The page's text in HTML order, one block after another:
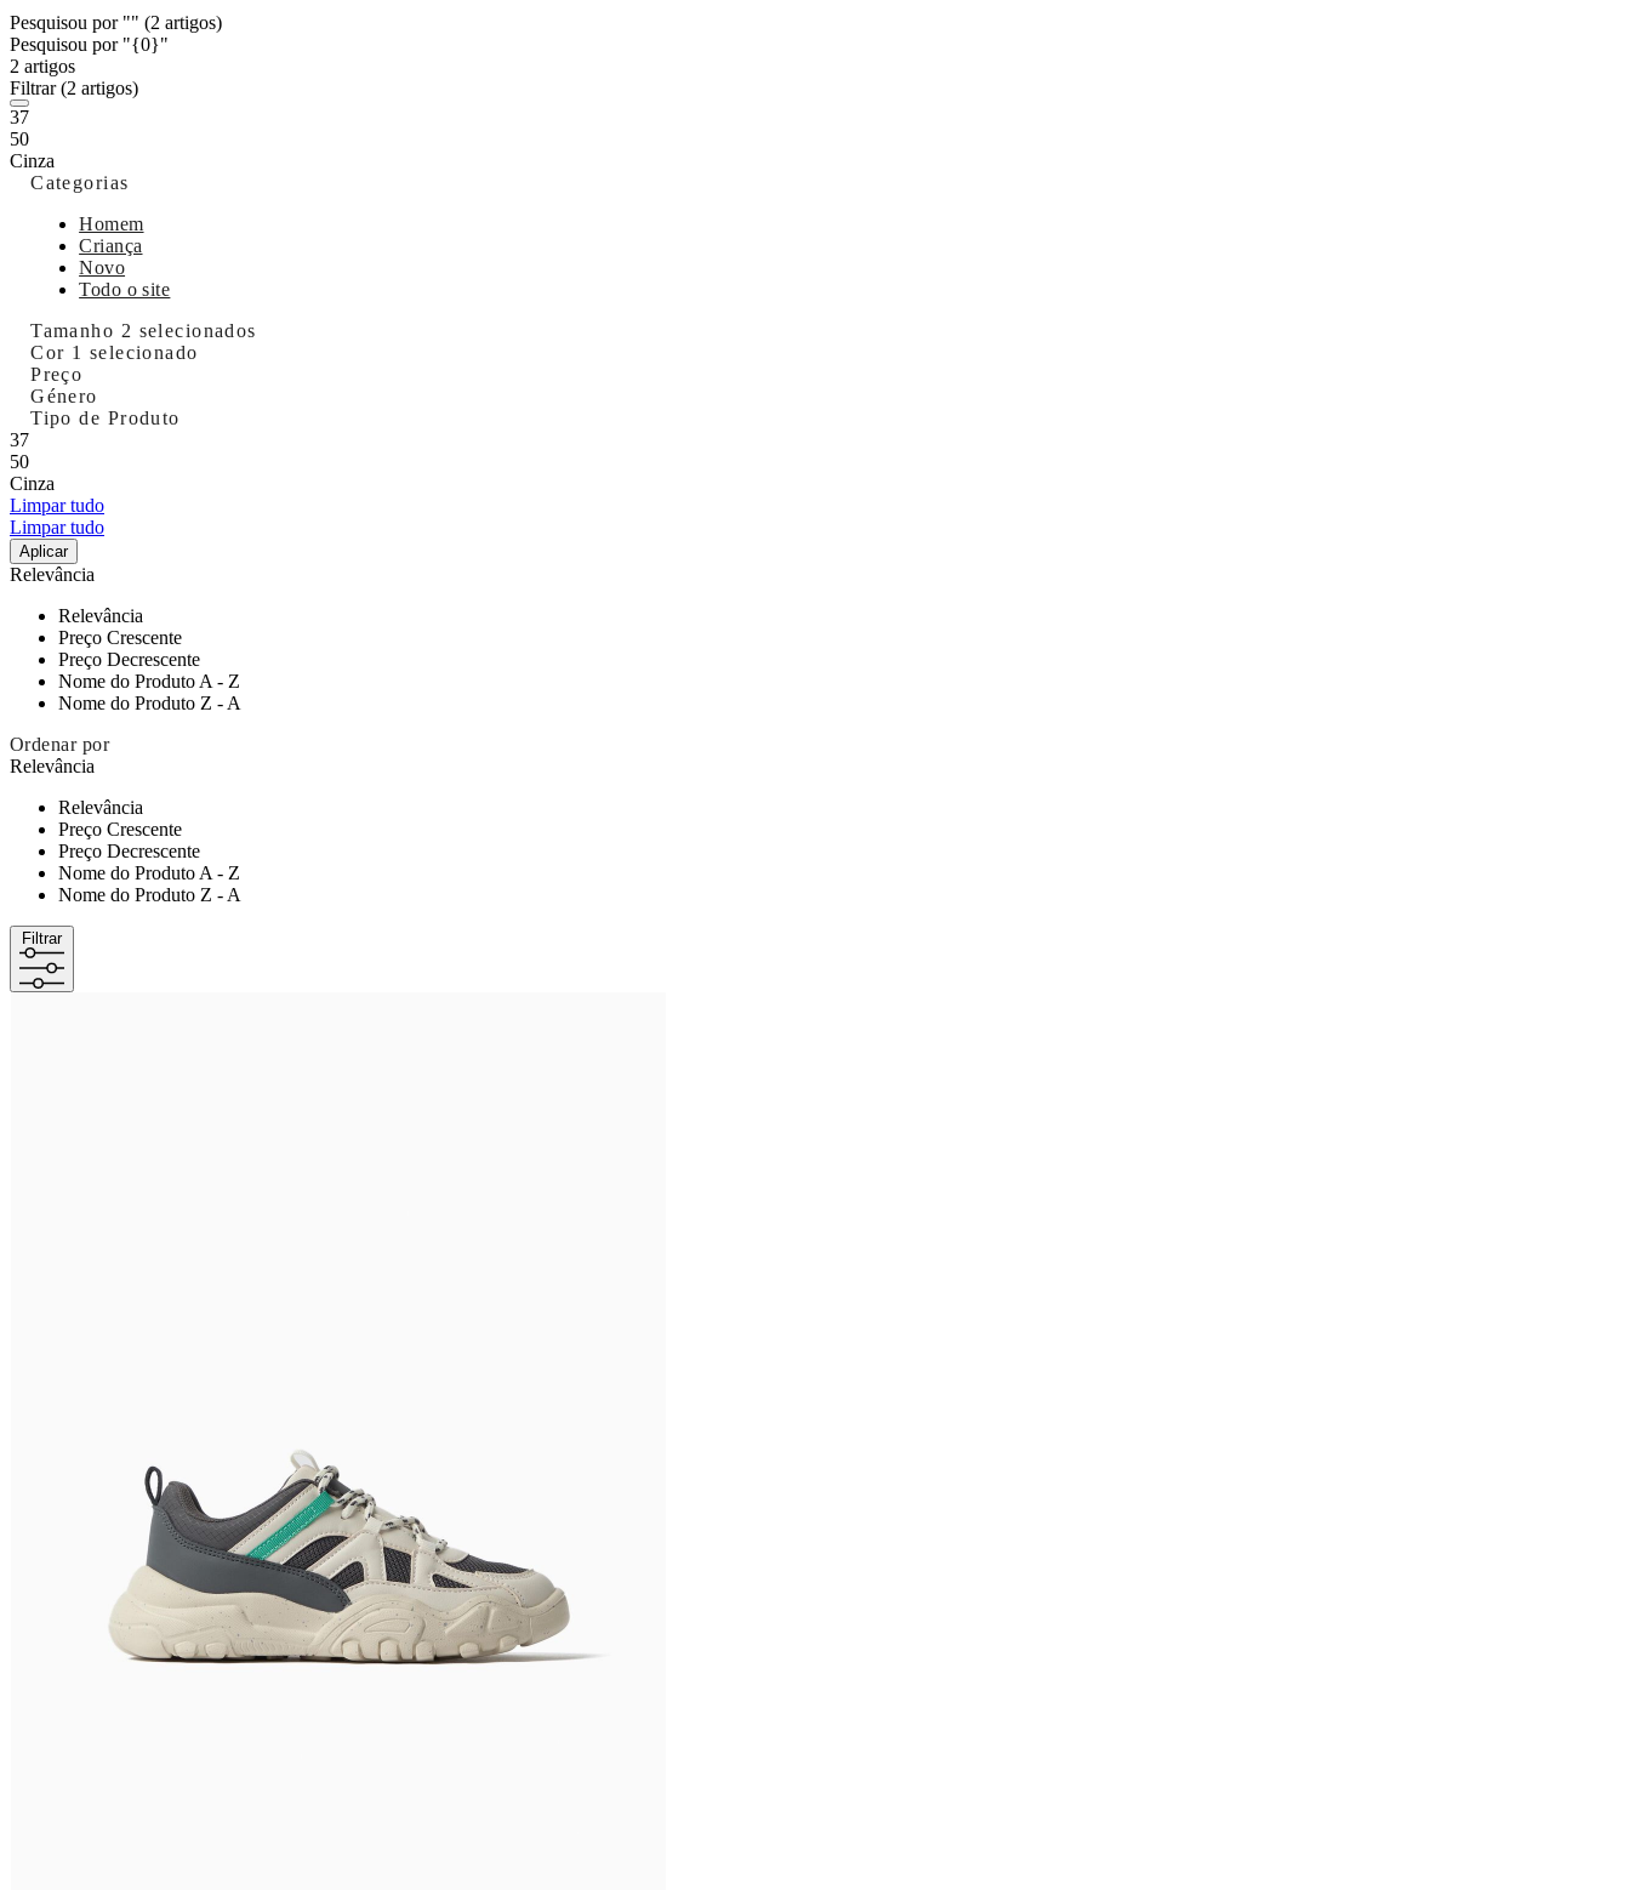
Pesquisou por "" (2 artigos)
Pesquisou por "{0}"
2 artigos
Filtrar(2 artigos)
37
50
Cinza
Categorias
Homem
Criança
Novo
Todo o site
Tamanho 2 selecionados
Cor 1 selecionado
Preço
Género
Tipo de Produto
37
50
Cinza
Limpar tudo
Limpar tudo
Aplicar
Relevância
Relevância
Preço Crescente
Preço Decrescente
Nome do Produto A - Z
Nome do Produto Z - A
Ordenar por
Relevância
Relevância
Preço Crescente
Preço Decrescente
Nome do Produto A - Z
Nome do Produto Z - A
Filtrar